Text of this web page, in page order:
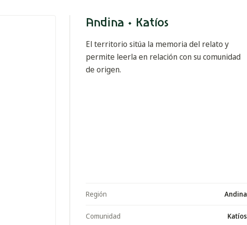
Andina · Katíos
El territorio sitúa la memoria del relato y
permite leerla en relación con su comunidad
de origen.
Región Andina
Comunidad Katíos